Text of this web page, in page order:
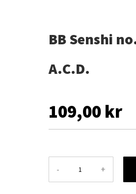
BB Senshi
A.C.D.
109,00 kr
- +